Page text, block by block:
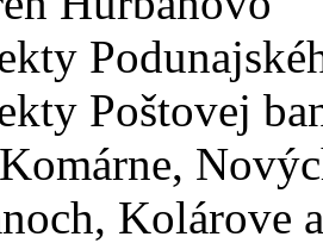
Poštovej
Kolárove